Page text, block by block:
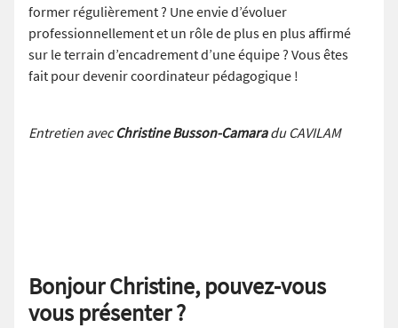
former régulièrement ? Une envie d’évoluer
professionnellement et un rôle de plus en plus affirmé
sur le terrain d’encadrement d’une équipe ? Vous êtes
fait pour devenir coordinateur pédagogique !
Entretien avecChristine Busson-Camaradu CAVILAM
Bonjour Christine, pouvez-vous
vous présenter ?